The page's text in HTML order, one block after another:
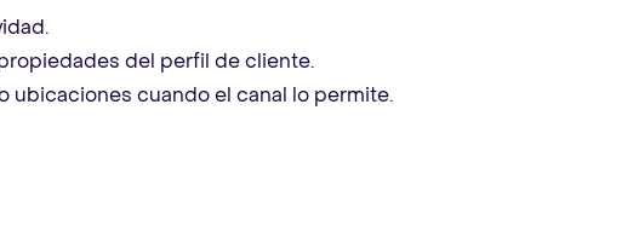
del perfil de cliente.
cuando el canal lo permite.